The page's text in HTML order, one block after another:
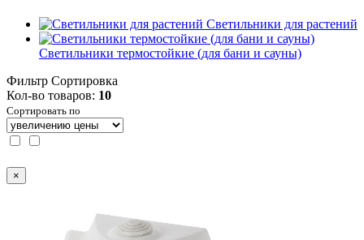
Светильники для растений
Светильники термостойкие (для бани и сауны)
Фильтр Сортировка
Кол-во товаров: 10
Сортировать по
×